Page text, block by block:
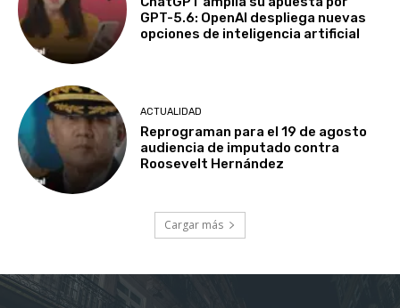
GPT-5.6: OpenAI despliega nuevas
opciones de inteligencia artificial
ACTUALIDAD
Reprograman para el 19 de agosto
audiencia de imputado contra
Roosevelt Hernández
Cargar más